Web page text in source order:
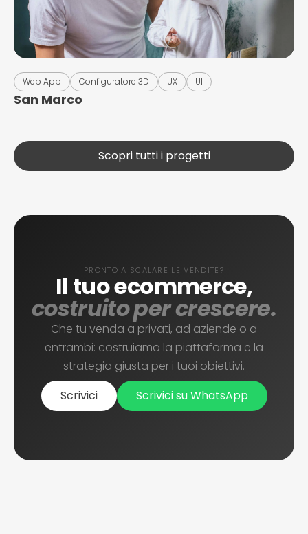
Web App Configuratore 3D UX UI
San Marco
Scopri tutti i progetti
PRONTO A SCALARE LE VENDITE?
Il tuo ecommerce,
costruito per crescere.
Che tu venda a privati, ad aziende o a
entrambi: costruiamo la piattaforma e la
strategia giusta per i tuoi obiettivi.
Scrivici
Scrivici su WhatsApp